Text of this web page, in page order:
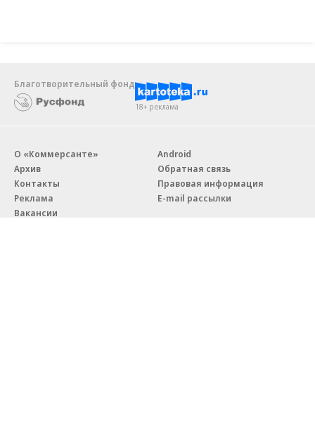
Благотворительный фонд
18+ реклама
О «Коммерсанте»
Архив
Контакты
Реклама
Вакансии
Android
Обратная связь
Правовая информация
E-mail рассылки